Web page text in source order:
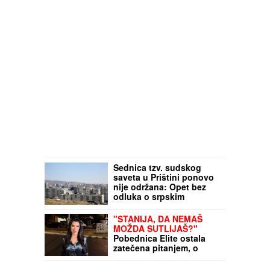
Sednica tzv. sudskog
saveta u Prištini ponovo
nije održana: Opet bez
odluka o srpskim
"STANIJA, DA NEMAŠ
MOŽDA SUTLIJAŠ?"
Pobednica Elite ostala
zatečena pitanjem, o
NJENOJ REAKCIJI pričaju